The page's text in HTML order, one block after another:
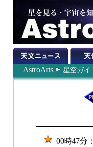
AstroArts 星空ガイ
00時47分